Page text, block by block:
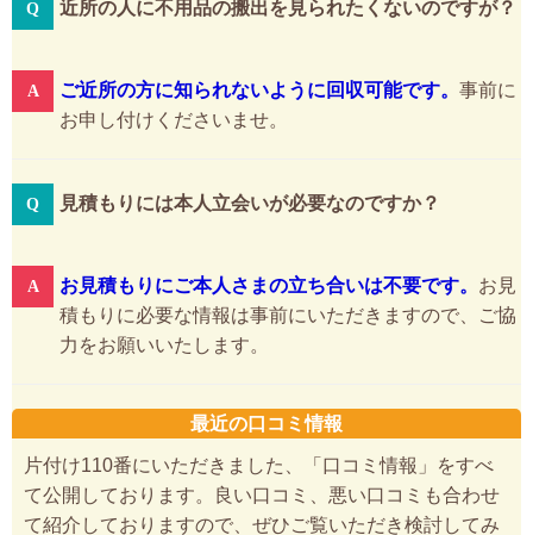
近所の人に不用品の搬出を見られたくないのですが？
ご近所の方に知られないように回収可能です。 事前に
お申し付けくださいませ。
見積もりには本人立会いが必要なのですか？
お見積もりにご本人さまの立ち合いは不要です。 お見
積もりに必要な情報は事前にいただきますので、ご協
力をお願いいたします。
最近の口コミ情報
片付け110番にいただきました、「口コミ情報」をすべ
て公開しております。良い口コミ、悪い口コミも合わせ
て紹介しておりますので、ぜひご覧いただき検討してみ